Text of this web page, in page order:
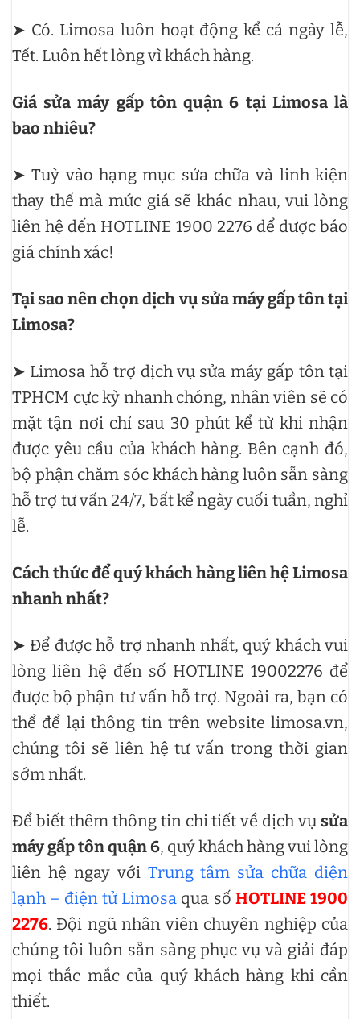
➤ Có. Limosa luôn hoạt động kể cả ngày lễ,
Tết. Luôn hết lòng vì khách hàng.
Giá sửa máy gấp tôn quận 6 tại Limosa là
bao nhiêu?
➤ Tuỳ vào hạng mục sửa chữa và linh kiện
thay thế mà mức giá sẽ khác nhau, vui lòng
liên hệ đến HOTLINE 1900 2276 để được báo
giá chính xác!
Tại sao nên chọn dịch vụ sửa máy gấp tôn tại
Limosa?
➤ Limosa hỗ trợ dịch vụ sửa máy gấp tôn tại
TPHCM cực kỳ nhanh chóng, nhân viên sẽ có
mặt tận nơi chỉ sau 30 phút kể từ khi nhận
được yêu cầu của khách hàng. Bên cạnh đó,
bộ phận chăm sóc khách hàng luôn sẵn sàng
hỗ trợ tư vấn 24/7, bất kể ngày cuối tuần, nghỉ
lễ.
Cách thức để quý khách hàng liên hệ Limosa
nhanh nhất?
➤ Để được hỗ trợ nhanh nhất, quý khách vui
lòng liên hệ đến số HOTLINE 19002276 để
được bộ phận tư vấn hỗ trợ. Ngoài ra, bạn có
thể để lại thông tin trên website limosa.vn,
chúng tôi sẽ liên hệ tư vấn trong thời gian
sớm nhất.
Để biết thêm thông tin chi tiết về dịch vụ sửa
máy gấp tôn quận 6, quý khách hàng vui lòng
liên hệ ngay với Trung tâm sửa chữa điện
lạnh – điện tử Limosa qua số HOTLINE 1900
2276. Đội ngũ nhân viên chuyên nghiệp của
chúng tôi luôn sẵn sàng phục vụ và giải đáp
mọi thắc mắc của quý khách hàng khi cần
thiết.